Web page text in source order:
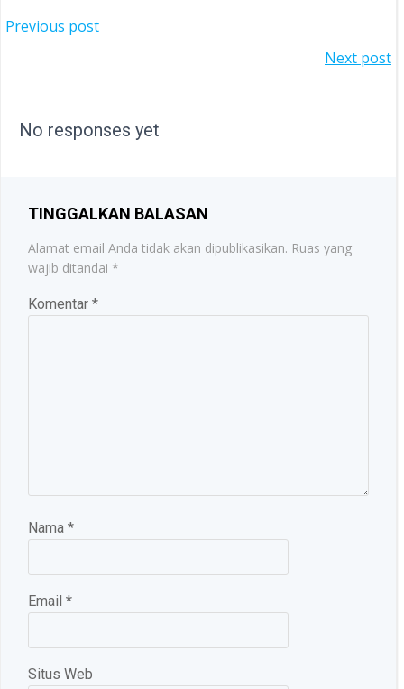
POST
Previous post
Next post
No responses yet
TINGGALKAN BALASAN
Alamat email Anda tidak akan dipublikasikan. Ruas yang
wajib ditandai *
Komentar *
Nama *
Email *
Situs Web